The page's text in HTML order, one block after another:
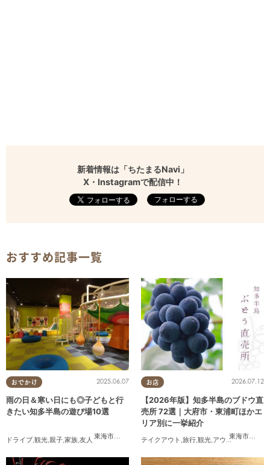
新着情報は「ちたまるNavi」
X・Instagramで配信中！
フォローする
おすすめ記事一覧
おでかけ
東海市
,大府市 知多市,東浦町 半田市,常滑市,美浜町
2025.06.07
雨の日＆寒い日にも◎子どもと行
きたい知多半島の遊び場10選
ドライブ,観光,親子,家族,友人
お店
東海市
,大府
2026.07.12
【2026年版】知多半島のブドウ直
売所 72選｜大府市・東浦町ほかエ
リア別に一挙紹介
テイクアウト ,旅行,観光,アウトドア , まちネ